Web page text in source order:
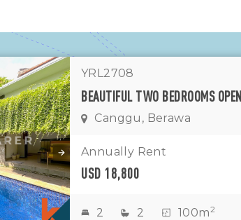
3
YRL2708
Canggu, Berawa
Annually Rent
USD 18,800
2 2 100m2